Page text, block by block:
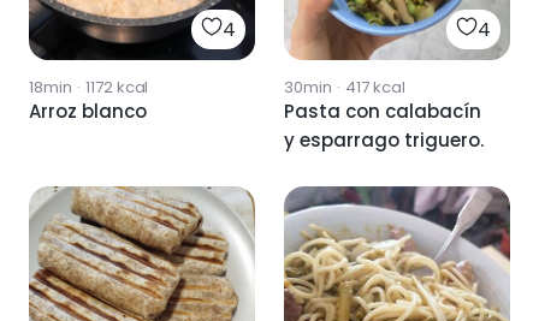
4
18min · 1172kcal
Arroz blanco
4
30min · 417kcal
Pasta con calabacín
y esparrago triguero.